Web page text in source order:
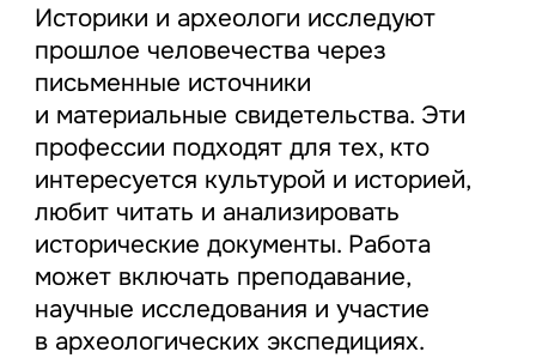
Историки и археологи исследуют
прошлое человечества через
письменные источники
и материальные свидетельства. Эти
профессии подходят для тех, кто
интересуется культурой и историей,
любит читать и анализировать
исторические документы. Работа
может включать преподавание,
научные исследования и участие
в археологических экспедициях.